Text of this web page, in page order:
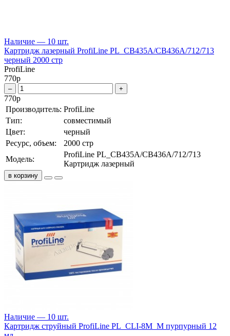
Наличие — 10 шт.
Картридж лазерный ProfiLine PL_CB435A/CB436A/712/713
черный 2000 стр
ProfiLine
770р
– +
770р
Производитель: ProfiLine
Тип:
совместимый
Цвет:
черный
Ресурс, объем:
2000 стр
Модель:
ProfiLine PL_CB435A/CB436A/712/713
Картридж лазерный
в корзину
Наличие — 10 шт.
Картридж струйный ProfiLine PL_CLI-8M_M пурпурный 12